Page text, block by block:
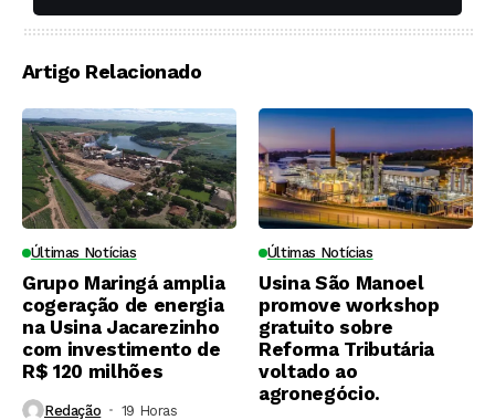
soqueiras?
Artigo Relacionado
Últimas Notícias
Grupo Maringá amplia
cogeração de energia
na Usina Jacarezinho
com investimento de
R$ 120 milhões
Redação 19 Horas ⁮
Últimas Notícias
Usina São Manoel
promove workshop
gratuito sobre
Reforma Tributária
voltado ao
agronegócio.